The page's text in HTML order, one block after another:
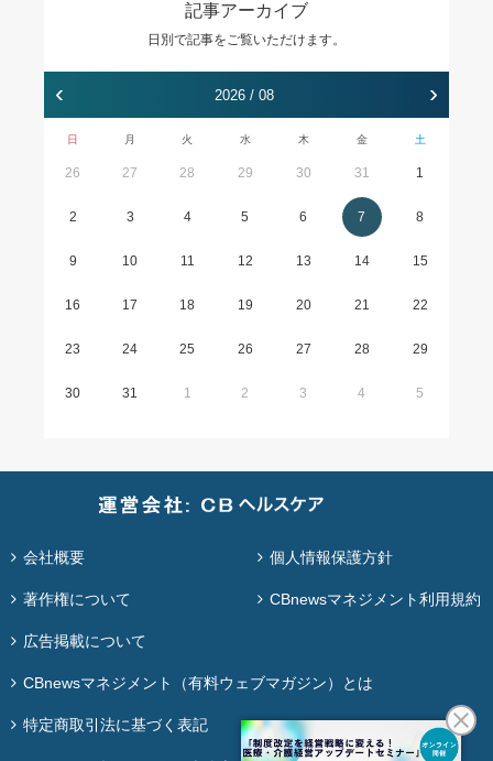
記事アーカイブ
日別で記事をご覧いただけます。
‹ 2026 / 08 ›
日 月 火 水 木 金 土
26 27 28 29 30 31 1
2 3 4 5 6 7 8
9 10 11 12 13 14 15
16 17 18 19 20 21 22
23 24 25 26 27 28 29
30 31 1 2 3 4 5
会社概要 個人情報保護方針
著作権について CBnewsマネジメント利用規約
広告掲載について
CBnewsマネジメント（有料ウェブマガジン）とは
特定商取引法に基づく表記